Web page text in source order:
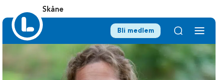
Skåne
Bli medlem